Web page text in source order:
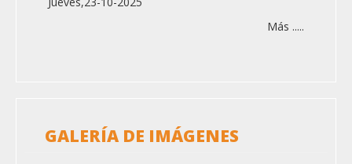
Más .....
GALERÍA DE IMÁGENES